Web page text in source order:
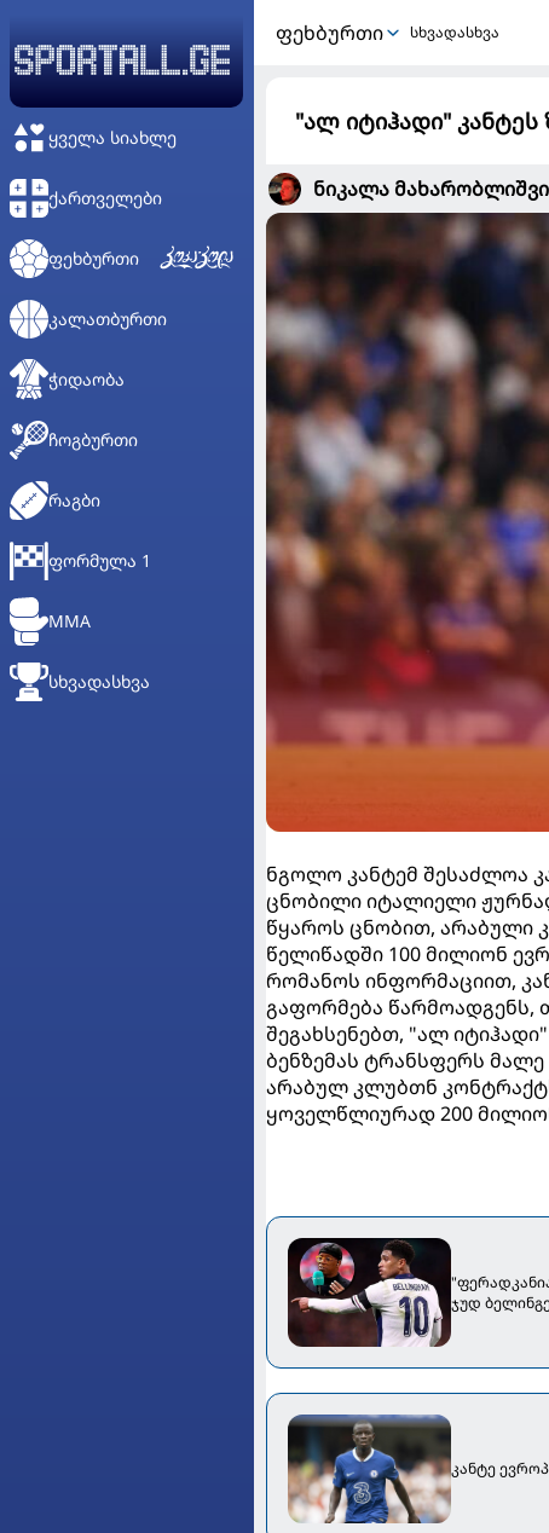
ᲧᲕᲔᲚᲐ ᲡᲘᲐᲮᲚᲔ
ᲥᲐᲠᲗᲕᲔᲚᲔᲑᲘ
ᲤᲔᲮᲑᲣᲠᲗᲘ
ᲙᲐᲚᲐᲗᲑᲣᲠᲗᲘ
ᲭᲘᲓᲐᲝᲑᲐ
ᲩᲝᲒᲑᲣᲠᲗᲘ
ᲠᲐᲒᲑᲘ
ᲤᲝᲠᲛᲣᲚᲐ 1
MMA
ᲡᲮᲕᲐᲓᲐᲡᲮᲕᲐ
ᲤᲔᲮᲑᲣᲠᲗᲘ სხვადასხვა
"ალ იტიჰადი"
ნიკალა
ნგოლო კანტემ შესაძლოა
ცნობილი იტალიელი
წყაროს ცნობით, არაბული
წელიწადში 100 მილიონ
რომანოს ინფორმაციით,
გაფორმება წარმოადგენს,
შეგახსენებთ, "ალ
ბენზემას ტრანსფერს
არაბულ კლუბთნ
ყოველწლიურად 200
ჯუდ
კანტე